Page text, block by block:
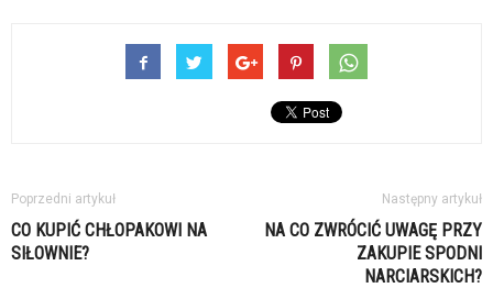
Poprzedni artykuł
CO KUPIĆ CHŁOPAKOWI NA
SIŁOWNIE?
Następny artykuł
NA CO ZWRÓCIĆ UWAGĘ PRZY
ZAKUPIE SPODNI
NARCIARSKICH?